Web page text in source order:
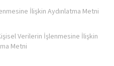
İlişkin Aydınlatma Metni
Verilerin İşlenmesine İlişkin
Metni